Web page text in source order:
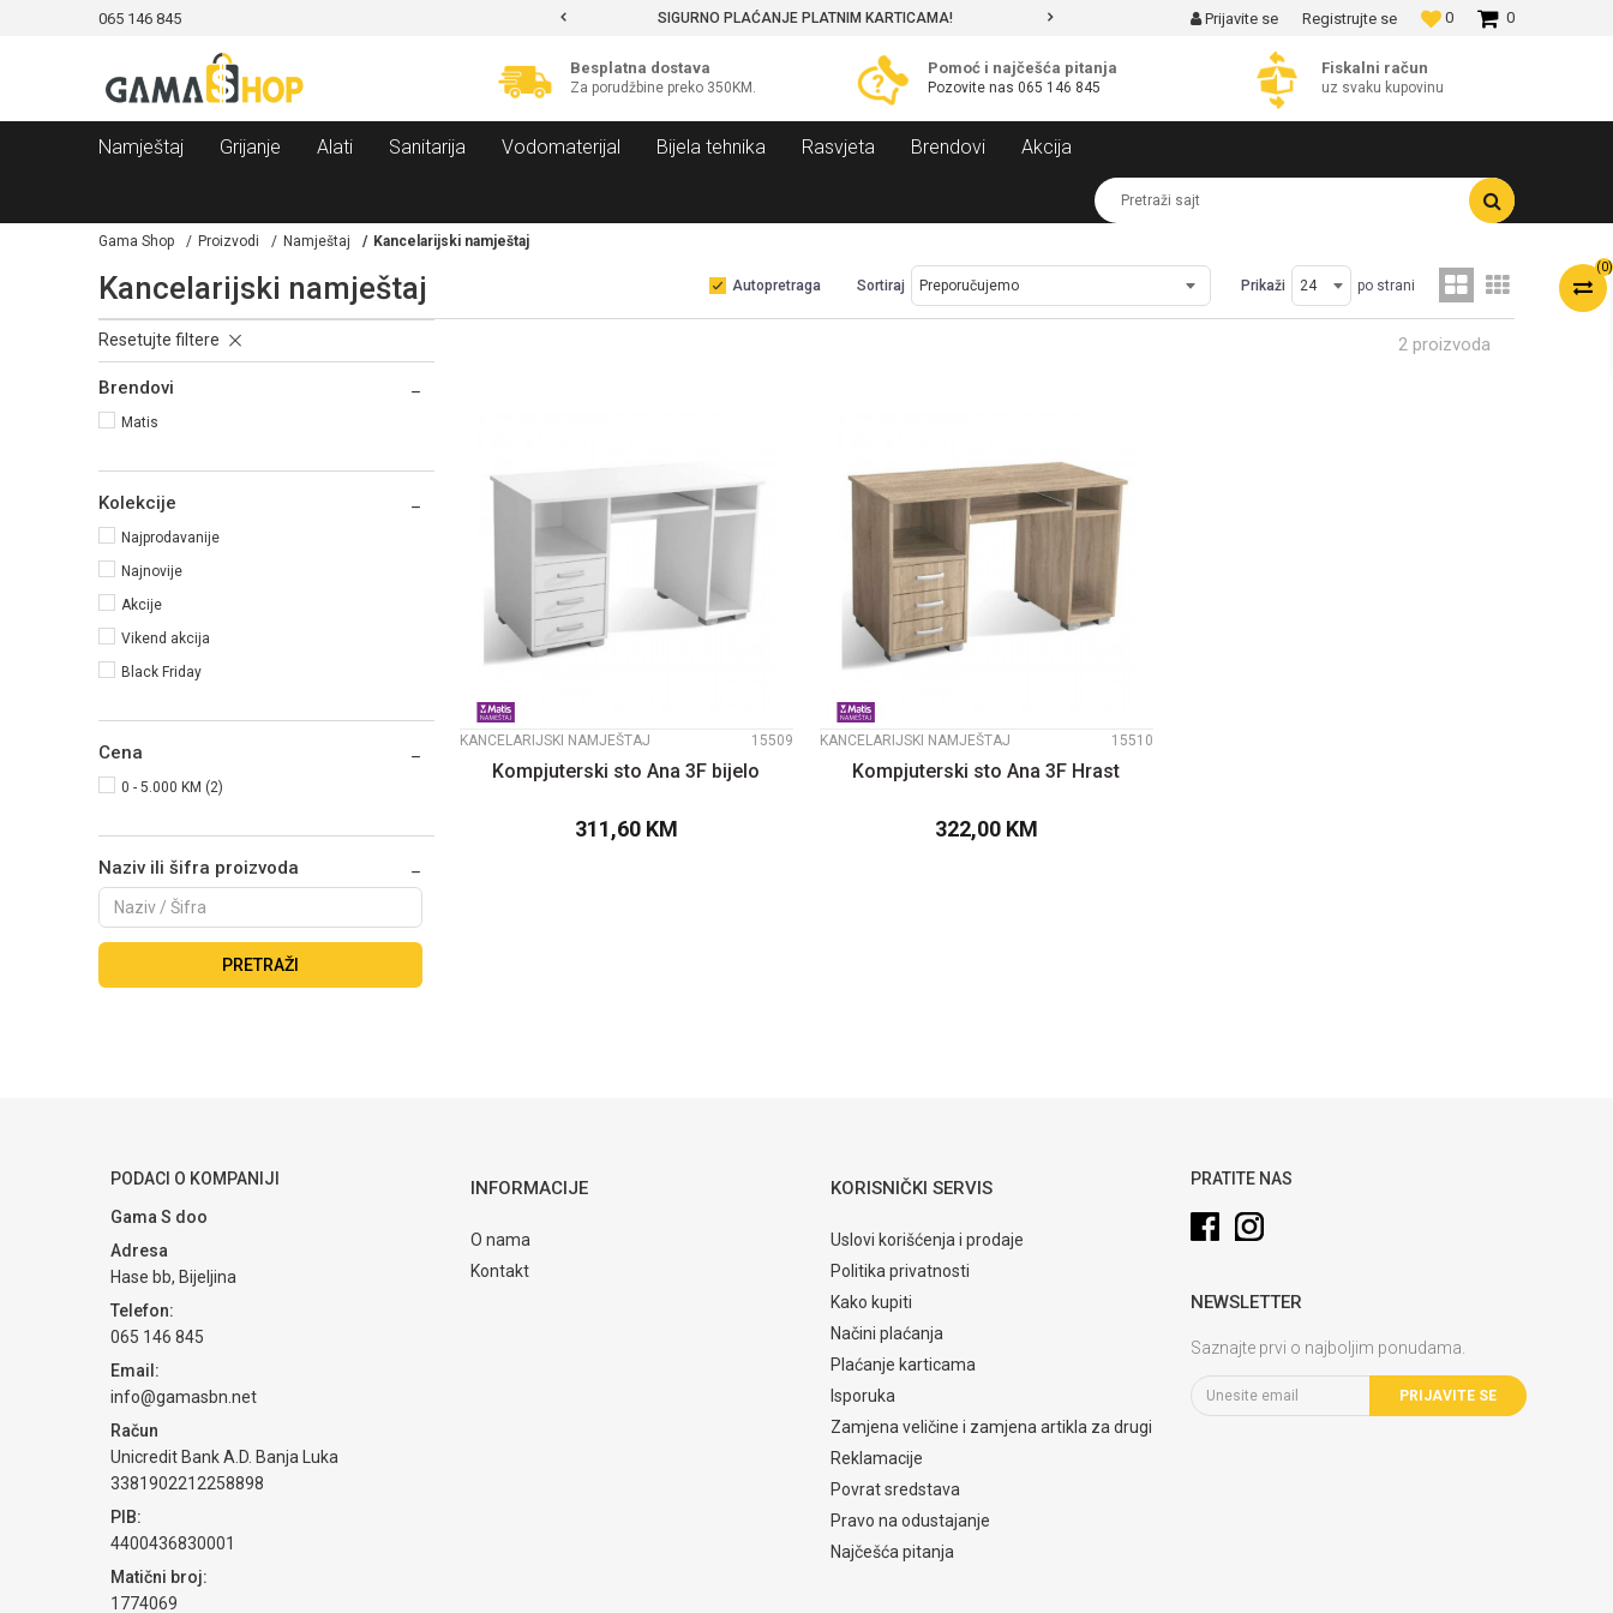
065 146 845 SIGURNO PLAĆANJE PLATNIM KARTICAMA! MOGUĆNOST BESPLATNE ISPORUKE! 0
0
Prijavite se Registrujte se
Besplatna dostava
Za porudžbine preko 350KM.
Pomoć i najčešća pitanja
Pozovite nas 065 146 845
Fiskalni račun
uz svaku kupovinu
Namještaj Grijanje Alati Sanitarija Vodomaterijal Bijela tehnika Rasvjeta Brendovi Akcija
Pretraži sajt
(0)
Gama Shop Proizvodi Namještaj Kancelarijski namještaj
Kancelarijski namještaj Autopretraga Sortiraj Prikaži po strani
Resetujte filtere
Brendovi
Matis
Kolekcije
Najprodavanije
Najnovije
Akcije
Vikend akcija
Black Friday
Cena
0 - 5.000 KM (2)
Naziv ili šifra proizvoda
PRETRAŽI
2 proizvoda
UPOREDI
KANCELARIJSKI NAMJEŠTAJ 15509
Kompjuterski sto Ana 3F bijelo
311,60 KM
UPOREDI
KANCELARIJSKI NAMJEŠTAJ 15510
Kompjuterski sto Ana 3F Hrast
322,00 KM
PODACI O KOMPANIJI
Gama S doo
Adresa
Hase bb, Bijeljina
Telefon:
065 146 845
Email:
info@gamasbn.net
Račun
Unicredit Bank A.D. Banja Luka
3381902212258898
PIB:
4400436830001
Matični broj:
1774069
INFORMACIJE
O nama
Kontakt
KORISNIČKI SERVIS
Uslovi korišćenja i prodaje
Politika privatnosti
Kako kupiti
Načini plaćanja
Plaćanje karticama
Isporuka
Zamjena veličine i zamjena artikla za drugi
Reklamacije
Povrat sredstava
Pravo na odustajanje
Najčešća pitanja
PRATITE NAS
NEWSLETTER
Saznajte prvi o najboljim ponudama.
PRIJAVITE SE